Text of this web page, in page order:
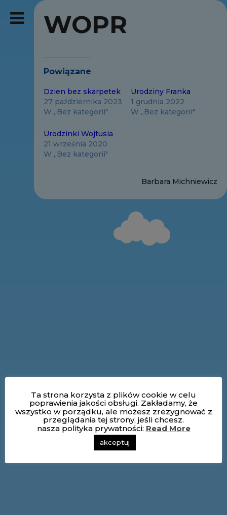
WOPR
Powiązane
Dzien bez skarpetek
27 października 2023
W „Bez kategorii"
Urodziny Franka
1 grudnia 2022
W „Bez kategorii"
Urodzinki Wojtusia
21 września 2020
W „Bez kategorii"
Barbara Michniewicz
Ta strona korzysta z plików cookie w celu
poprawienia jakości obsługi. Zakładamy, że
wszystko w porządku, ale możesz zrezygnować z
przeglądania tej strony, jeśli chcesz.
nasza polityka prywatności: Read More
akceptuj